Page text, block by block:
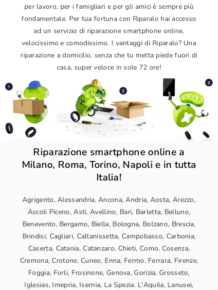
per lavoro, per i famigliari e per gli amici è sempre più
fondamentale. Per tua fortuna con Riparalo hai accesso
ad un servizio di riparazione smartphone online,
velocissimo e comodissimo. I vantaggi di Riparalo? Una
riparazione a domicilio, senza che tu metta piede fuori di
casa, super veloce in sole 72 ore!
Riparazione smartphone online a
Milano, Roma, Torino, Napoli e in tutta
Italia!
Agrigento, Alessandria, Ancona, Andria, Aosta, Arezzo,
Ascoli Piceno, Asti, Avellino, Bari, Barletta, Belluno,
Benevento, Bergamo, Biella, Bologna, Bolzano, Brescia,
Brindisi, Cagliari, Caltanissetta, Campobasso, Carbonia,
Caserta, Catania, Catanzaro, Chieti, Como, Cosenza,
Cremona, Crotone, Cuneo, Enna, Fermo, Ferrara, Firenze,
Foggia, Forli, Frosinone, Genova, Gorizia, Grosseto,
Iglesias, Imepria, Isernia, La Spezia. L'Aquila, Lanusei,